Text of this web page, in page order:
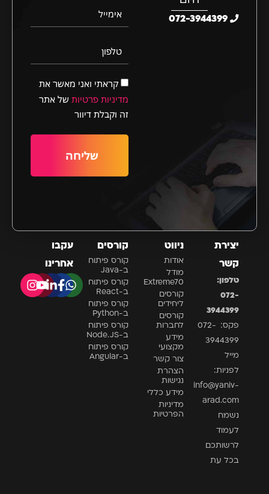
אימייל
טלפון
קראתי ואני מאשר את
מדיניות פרטיות של אתר
זה וקבלת דיוור
שליחה
יצירת
קשר
טלפון:
072-
3944399
פקס: 072-
3944399
מייל
לפניות:
info@yaniv-
arad.com
נשמח
לעמוד
לרשותכם
בכל עת
ניווט
אודות
מודל
Extreme70
קורסים
ליחידים
קורסים
לחברות
מידע
מקצועי
צור קשר
הצהרת
נגישות
מידע כללי
מדיניות
הפרטיות
קורסים
קורס פיתוח
ב-Java
קורס פיתוח
ב-React
קורס פיתוח
ב-Python
קורס פיתוח
ב-Node.JS
קורס פיתוח
ב-Angular
עקבו
אחרינו